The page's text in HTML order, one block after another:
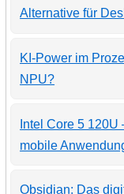
Alternative für
KI-Power im
NPU?
Intel Core 5
mobile
Obsidian: Das